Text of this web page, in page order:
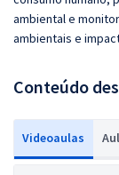
ambiental e
ambientais e
Conteúdo
Videoaulas